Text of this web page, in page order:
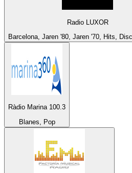
Radio LUXOR
Barcelona, Jaren '80, Jaren '70, Hits,
Ràdio Marina 100.3
Blanes, Pop